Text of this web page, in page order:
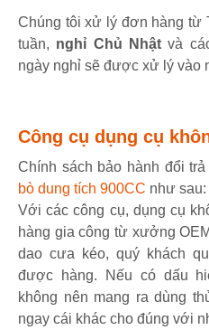
Chúng tôi xử lý đơn hàng từ
tuần, nghỉ Chủ Nhậtvà
ngày nghỉ sẽ được xử lý vào
Công cụ dụng cụ
Chính sách bảo hành đổi
bò dung tích 900CC như sau:
Với các công cụ, dụng cụ
hàng gia công từ xưởng
dao cưa kéo, quý khách
được hàng. Nếu có dấu
không nên mang ra dùng
ngay cái khác cho đúng với